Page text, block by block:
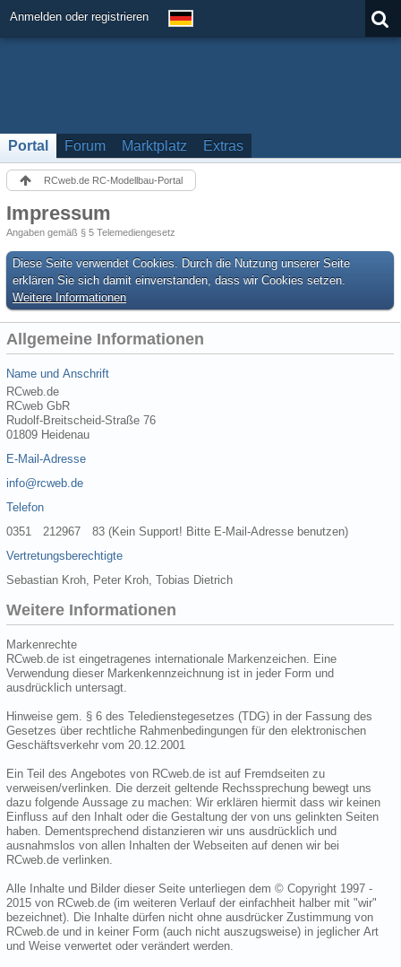
Anmelden oder registrieren
Portal Forum Marktplatz Extras
RCweb.de RC-Modellbau-Portal
Impressum
Angaben gemäß § 5 Telemediengesetz
Diese Seite verwendet Cookies. Durch die Nutzung unserer Seite
erklären Sie sich damit einverstanden, dass wir Cookies setzen.
Weitere Informationen
Allgemeine Informationen
Name und Anschrift
RCweb.de
RCweb GbR
Rudolf-Breitscheid-Straße 76
01809 Heidenau
E-Mail-Adresse
info@rcweb.de
Telefon
0351 212967 83 (Kein Support! Bitte E-Mail-Adresse benutzen)
Vertretungsberechtigte
Sebastian Kroh, Peter Kroh, Tobias Dietrich
Weitere Informationen
Markenrechte
RCweb.de ist eingetragenes internationale Markenzeichen. Eine
Verwendung dieser Markenkennzeichnung ist in jeder Form und
ausdrücklich untersagt.
Hinweise gem. § 6 des Teledienstegesetzes (TDG) in der Fassung des
Gesetzes über rechtliche Rahmenbedingungen für den elektronischen
Geschäftsverkehr vom 20.12.2001
Ein Teil des Angebotes von RCweb.de ist auf Fremdseiten zu
verweisen/verlinken. Die derzeit geltende Rechssprechung bewegt uns
dazu folgende Aussage zu machen: Wir erklären hiermit dass wir keinen
Einfluss auf den Inhalt oder die Gestaltung der von uns gelinkten Seiten
haben. Dementsprechend distanzieren wir uns ausdrücklich und
ausnahmslos von allen Inhalten der Webseiten auf denen wir bei
RCweb.de verlinken.
Alle Inhalte und Bilder dieser Seite unterliegen dem © Copyright 1997 -
2015 von RCweb.de (im weiteren Verlauf der einfachheit halber mit "wir"
bezeichnet). Die Inhalte dürfen nicht ohne ausdrücker Zustimmung von
RCweb.de und in keiner Form (auch nicht auszugsweise) in jeglicher Art
und Weise verwertet oder verändert werden.